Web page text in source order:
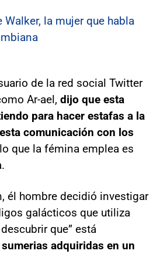
Walker, la mujer que habla
de la red social Twitter
Ar-ael, dijo que esta
para hacer estafas a la
comunicación con los
que la fémina emplea es
él hombre decidió investigar
galácticos que utiliza
que” está
sumerias adquiridas en un